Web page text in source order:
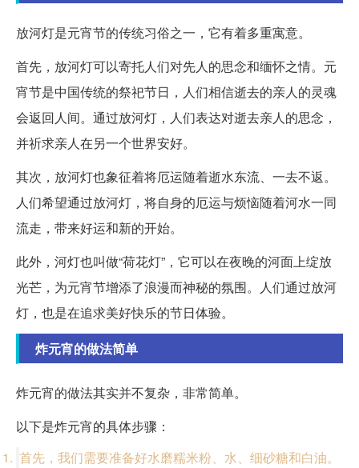
放河灯是元宵节的传统习俗之一，它有着多重寓意。
首先，放河灯可以寄托人们对先人的思念和缅怀之情。元
宵节是中国传统的祭祀节日，人们相信逝去的亲人的灵魂
会返回人间。通过放河灯，人们表达对逝去亲人的思念，
并祈求亲人在另一个世界安好。
其次，放河灯也象征着将厄运随着逝水东流、一去不返。
人们希望通过放河灯，将自身的厄运与烦恼随着河水一同
流走，带来好运和新的开始。
此外，河灯也叫做“荷花灯”，它可以在夜晚的河面上绽放
光芒，为元宵节增添了浪漫而神秘的氛围。人们通过放河
灯，也是在追求美好快乐的节日体验。
炸元宵的做法简单
炸元宵的做法其实并不复杂，非常简单。
以下是炸元宵的具体步骤：
首先，我们需要准备好水磨糯米粉、水、细砂糖和白油。